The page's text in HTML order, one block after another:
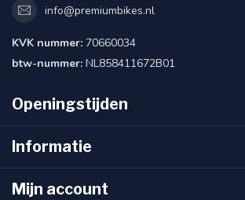
info@premiumbikes.nl
KVK nummer: 70660034
btw-nummer: NL858411672B01
Openingstijden
Informatie
Mijn account